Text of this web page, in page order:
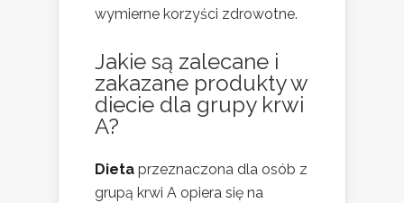
wymierne korzyści zdrowotne.
Jakie są zalecane i
zakazane produkty w
diecie dla grupy krwi
A?
Dieta przeznaczona dla osób z
grupą krwi A opiera się na